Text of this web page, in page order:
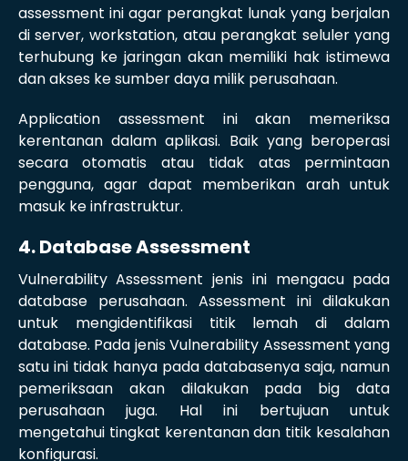
assessment ini agar perangkat lunak yang berjalan
di server, workstation, atau perangkat seluler yang
terhubung ke jaringan akan memiliki hak istimewa
dan akses ke sumber daya milik perusahaan.
Application assessment ini akan memeriksa
kerentanan dalam aplikasi. Baik yang beroperasi
secara otomatis atau tidak atas permintaan
pengguna, agar dapat memberikan arah untuk
masuk ke infrastruktur.
4. Database Assessment
Vulnerability Assessment jenis ini mengacu pada
database perusahaan. Assessment ini dilakukan
untuk mengidentifikasi titik lemah di dalam
database. Pada jenis Vulnerability Assessment yang
satu ini tidak hanya pada databasenya saja, namun
pemeriksaan akan dilakukan pada big data
perusahaan juga. Hal ini bertujuan untuk
mengetahui tingkat kerentanan dan titik kesalahan
konfigurasi.